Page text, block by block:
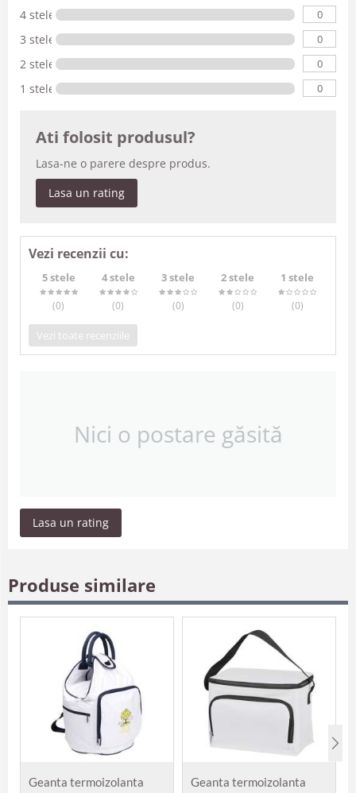
4 stele 0
3 stele 0
2 stele 0
1 stele 0
Ati folosit produsul?
Lasa-ne o parere despre produs.
Lasa un rating
Vezi recenzii cu:
5 stele
(0)
4 stele
(0)
3 stele
(0)
2 stele
(0)
1 stele
(0)
Vezi toate recenziile
Nici o postare găsită
Lasa un rating
Produse similare
Geanta termoizolanta
Geanta termoizolanta